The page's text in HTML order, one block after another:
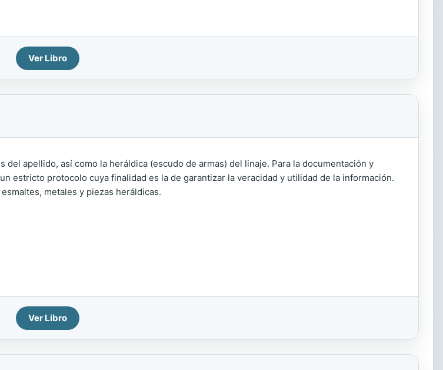
Ver Libro
apellido, así como la heráldica (escudo de armas) del linaje. Para la documentación y
estricto protocolo cuya finalidad es la de garantizar la veracidad y utilidad de la información.
metales y piezas heráldicas.
Ver Libro